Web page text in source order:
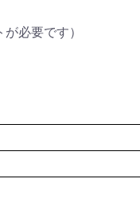
必要です）